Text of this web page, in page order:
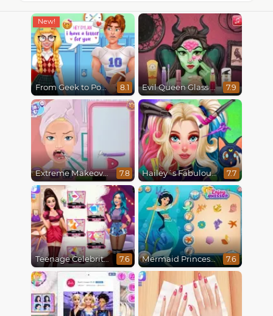
From Geek to Popular Girl 8.1 Evil Queen Glass Skin Routine #Influencer 7.9
Extreme Makeover 7.8 Hailey´s Fabulous Hairstyle Challenge 7.7
Teenage Celebrity Rivalry 7.6 Mermaid Princesses 7.6